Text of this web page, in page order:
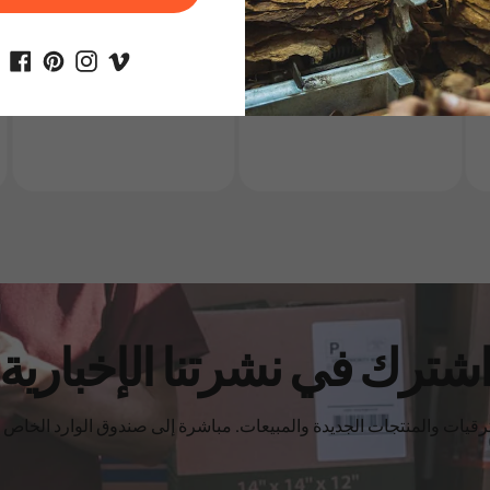
دخان سجائر عبوات
اشترك في نشرتنا الإخبارية